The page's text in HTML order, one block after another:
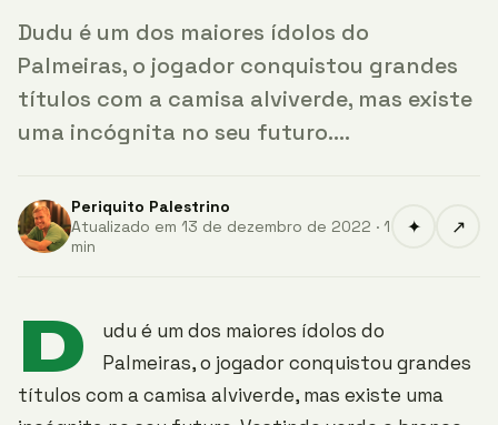
Dudu é um dos maiores ídolos do
Palmeiras, o jogador conquistou grandes
títulos com a camisa alviverde, mas existe
uma incógnita no seu futuro.…
Periquito Palestrino
Atualizado em 13 de dezembro de 2022 · 1
min
✦ ↗
D
udu é um dos maiores ídolos do
Palmeiras, o jogador conquistou grandes
títulos com a camisa alviverde, mas existe uma